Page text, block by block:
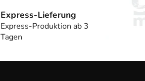
Express-Lieferung
Express-Produktion ab 3
Tagen